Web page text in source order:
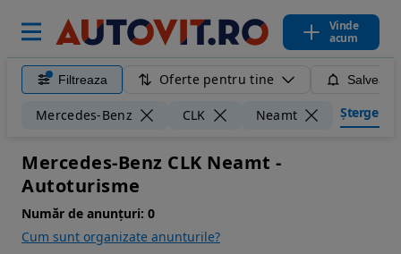
Vinde
acum
Filtreaza Oferte pentru tine
Mercedes-Benz CLK Neamt Șterge
Mercedes-Benz CLK Neamt -
Autoturisme
Număr de anunțuri: 0
Cum sunt organizate anunturile?